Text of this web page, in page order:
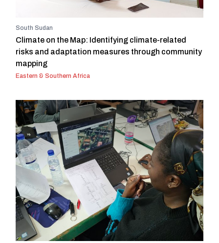
South Sudan
Climate on the Map: Identifying climate-related
risks and adaptation measures through community
mapping
Eastern & Southern Africa